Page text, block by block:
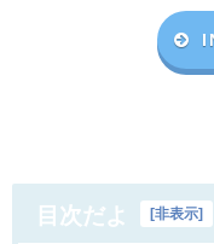
目次だよ [非表示]